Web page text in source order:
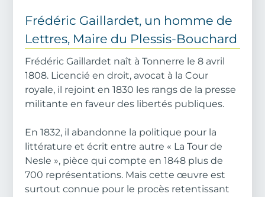
Body
Frédéric Gaillardet, un homme de
Lettres, Maire du Plessis-Bouchard
Frédéric Gaillardet naît à Tonnerre le 8 avril
1808. Licencié en droit, avocat à la Cour
royale, il rejoint en 1830 les rangs de la presse
militante en faveur des libertés publiques.
En 1832, il abandonne la politique pour la
littérature et écrit entre autre « La Tour de
Nesle », pièce qui compte en 1848 plus de
700 représentations. Mais cette œuvre est
surtout connue pour le procès retentissant